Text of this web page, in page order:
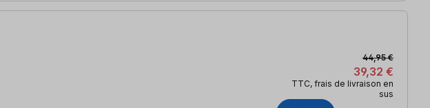
39,32 €
44,95 €
TTC, frais de livraison en
sus